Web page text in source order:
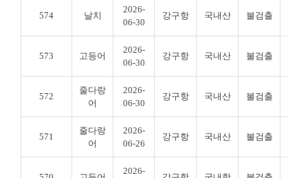
574 날치
2026-
06-30
강구항 국내산 불검출
573 고등어
2026-
06-30
강구항 국내산 불검출
572
줄다랑
어
2026-
06-30
강구항 국내산 불검출
571
줄다랑
어
2026-
06-26
강구항 국내산 불검출
2026-